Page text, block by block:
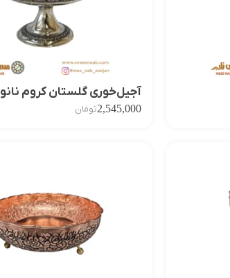
آجیل‌خوری گلستان کروم نانو
2,545,000تومان